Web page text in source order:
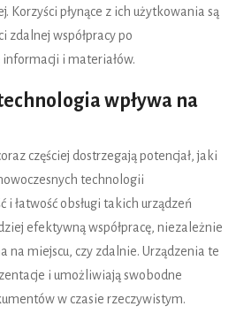
Korzyści płynące z ich użytkowania są
zdalnej współpracy po
i materiałów.
wpływa na
częściej dostrzegają potencjał, jaki
technologii
łatwość obsługi takich urządzeń
efektywną współpracę, niezależnie
na miejscu, czy zdalnie. Urządzenia te
i umożliwiają swobodne
w czasie rzeczywistym.